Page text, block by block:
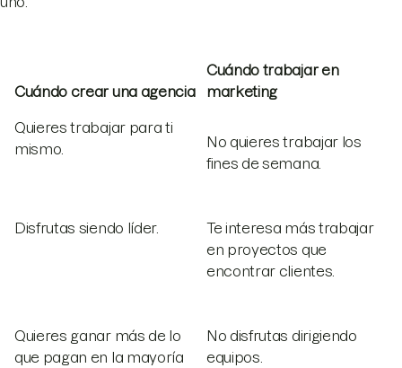
Cuándo crear una agencia
Cuándo trabajar en
marketing
Quieres trabajar para ti
mismo.
No quieres trabajar los
fines de semana.
Disfrutas siendo líder.
Te interesa más trabajar
en proyectos que
encontrar clientes.
Quieres ganar más de lo
que pagan en la mayoría
No disfrutas dirigiendo
equipos.